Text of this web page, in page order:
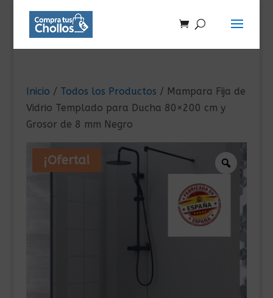
Inicio / Todos los Productos / Mampara Fija de
Vidrio Templado para Ducha 80×200 cm y
Grosor de 8 mm Negro
¡Oferta!